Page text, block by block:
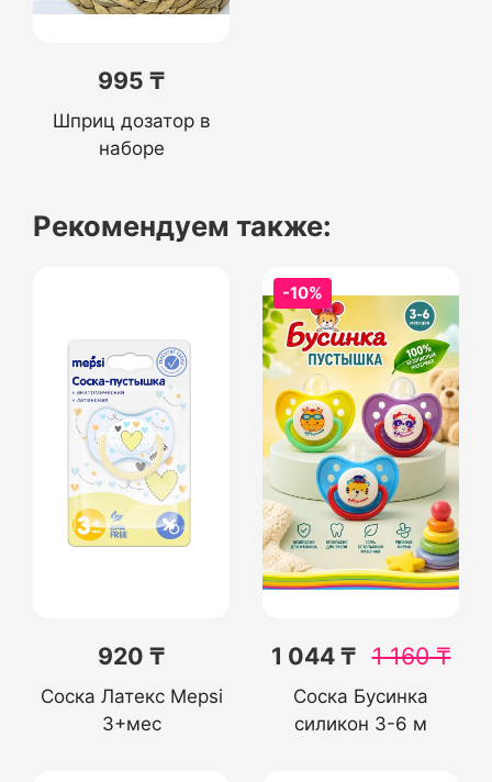
995 ₸
Шприц дозатор в
наборе
Рекомендуем также:
920 ₸
Соска Латекс Mepsi
3+мес
-10%
1 044 ₸ 1 160₸
Соска Бусинка
силикон 3-6 м